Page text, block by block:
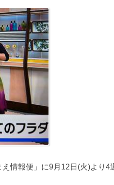
情報便」に9月12日(火)より4